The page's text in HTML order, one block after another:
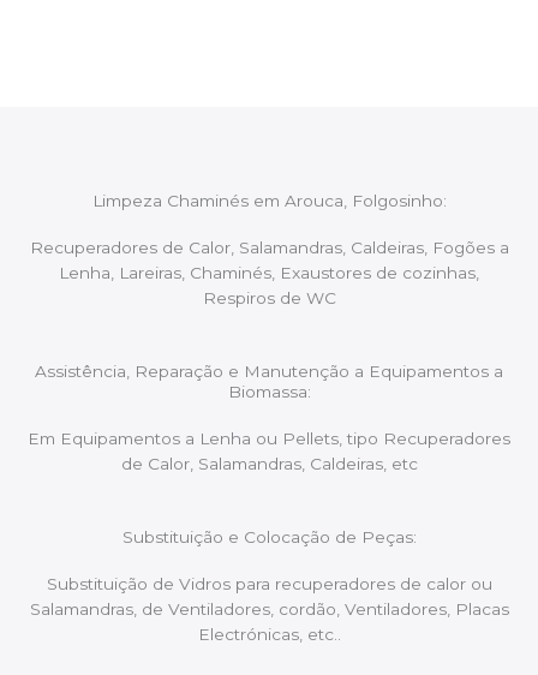
Limpeza Chaminés em Arouca, Folgosinho:
Recuperadores de Calor, Salamandras, Caldeiras, Fogões a
Lenha, Lareiras, Chaminés, Exaustores de cozinhas,
Respiros de WC
Assistência, Reparação e Manutenção a Equipamentos a
Biomassa:
Em Equipamentos a Lenha ou Pellets, tipo Recuperadores
de Calor, Salamandras, Caldeiras, etc
Substituição e Colocação de Peças:
Substituição de Vidros para recuperadores de calor ou
Salamandras, de Ventiladores, cordão, Ventiladores, Placas
Electrónicas, etc..